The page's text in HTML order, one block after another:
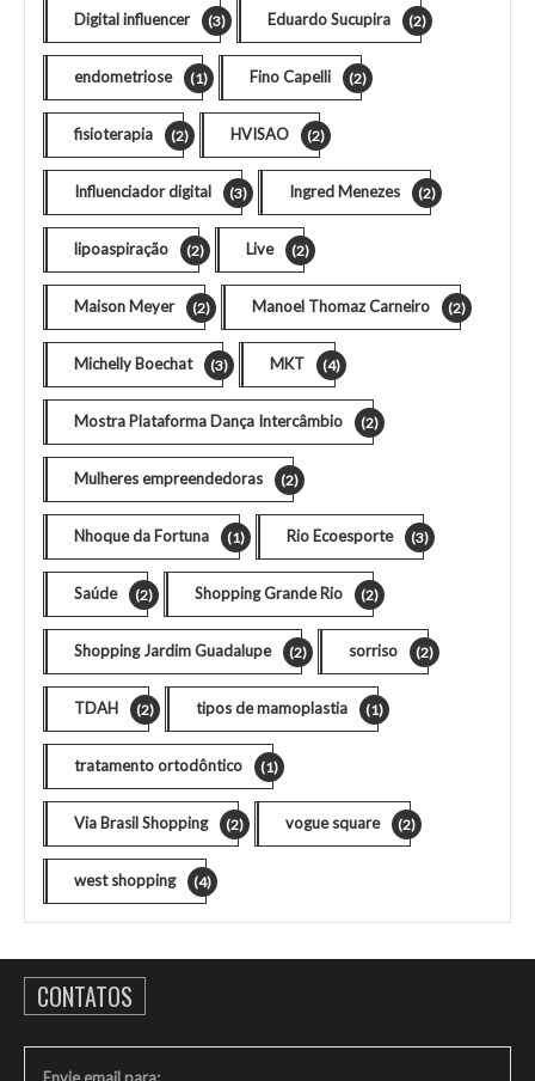
Digital influencer (3) Eduardo Sucupira (2)
endometriose (1) Fino Capelli (2)
fisioterapia (2) HVISAO (2)
Influenciador digital (3) Ingred Menezes (2)
lipoaspiração (2) Live (2)
Maison Meyer (2) Manoel Thomaz Carneiro (2)
Michelly Boechat (3) MKT (4)
Mostra Plataforma Dança Intercâmbio (2)
Mulheres empreendedoras (2)
Nhoque da Fortuna (1) Rio Ecoesporte (3)
Saúde (2) Shopping Grande Rio (2)
Shopping Jardim Guadalupe (2) sorriso (2)
TDAH (2) tipos de mamoplastia (1)
tratamento ortodôntico (1)
Via Brasil Shopping (2) vogue square (2)
west shopping (4)
CONTATOS
Envie email para: